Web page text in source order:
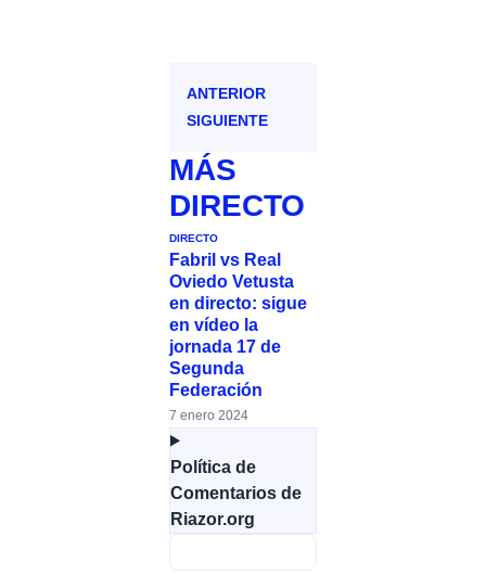
ANTERIOR
SIGUIENTE
MÁS
DIRECTO
DIRECTO
Fabril vs Real
Oviedo Vetusta
en directo: sigue
en vídeo la
jornada 17 de
Segunda
Federación
7 enero 2024
Política de
Comentarios de
Riazor.org